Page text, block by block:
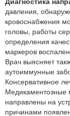
давления,
кровоснабжения
головы, работы
определения
маркеров
Врач выясняет
аутоиммунные
Консервативное
Медикаментозные
направлены на
причинами